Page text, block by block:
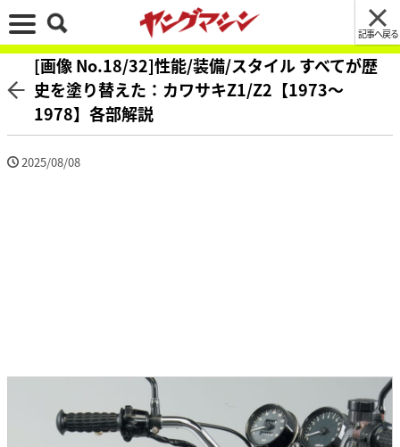
記事へ戻る
[画像 No.18/32]性能/装備/スタイル すべてが歴
史を塗り替えた：カワサキZ1/Z2【1973～
1978】各部解説
2025/08/08